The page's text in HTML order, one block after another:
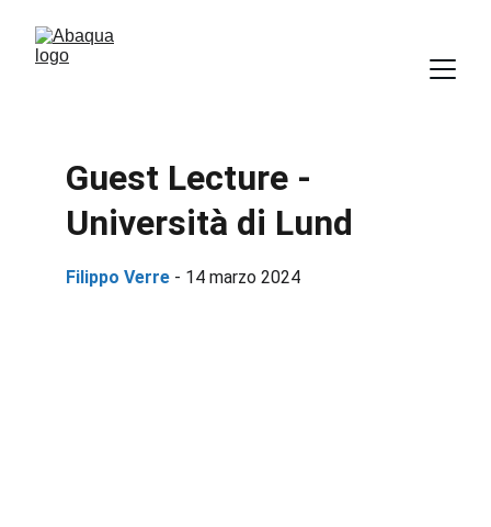
Guest Lecture -
Università di Lund
Filippo Verre - 14 marzo 2024